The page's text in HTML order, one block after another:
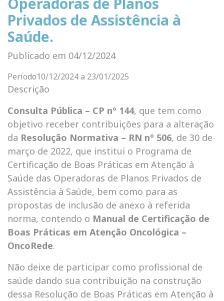
Privados de Assistência à
Saúde.
Publicado em 04/12/2024
Período10/12/2024 a 23/01/2025
Descrição
Consulta Pública – CP nº 144, que tem como
objetivo receber contribuições para a alteração
da Resolução Normativa – RN nº 506, de 30 de
março de 2022, que institui o Programa de
Certificação de Boas Práticas em Atenção à
Saúde das Operadoras de Planos Privados de
Assistência à Saúde, bem como para as
propostas de inclusão de anexo à referida
norma, contendo o Manual de Certificação de
Boas Práticas em Atenção Oncológica –
OncoRede.
Não deixe de participar como profissional de
saúde dando sua contribuição na construção
dessa Resolução de Boas Práticas em Atenção à